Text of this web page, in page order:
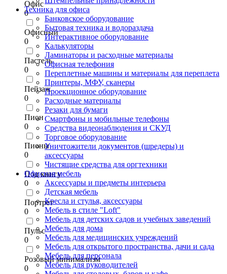
Офис
0
Офисный
0
Пастель
0
Пейзаж
0
Пион
0
Пионы
0
Под книгу
0
Портрет
0
Пульс
0
Розовый минимализм
0
Техника для офиса
Банковское оборудование
Бытовая техника и водораздача
Интерактивное оборудование
Калькуляторы
Ламинаторы и расходные материалы
Офисная телефония
Переплетные машины и материалы для переплета
Принтеры, МФУ, сканеры
Проекционное оборудование
Расходные материалы
Резаки для бумаги
Смартфоны и мобильные телефоны
Средства видеонаблюдения и СКУД
Торговое оборудование
Уничтожители документов (шредеры) и
аксессуары
Чистящие средства для оргтехники
Офисная мебель
Аксессуары и предметы интерьера
Детская мебель
Кресла и стулья, аксессуары
Мебель в стиле "Loft"
Мебель для детских садов и учебных заведений
Мебель для дома
Мебель для медицинских учреждений
Мебель для открытого пространства, дачи и сада
Мебель для персонала
Мебель для руководителей